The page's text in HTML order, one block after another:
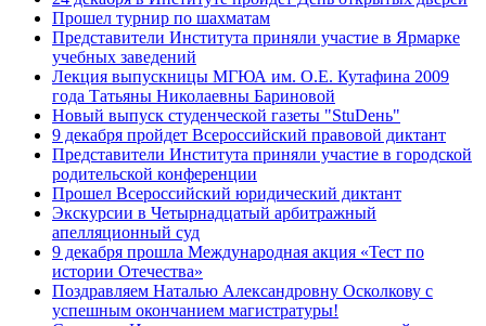
Прошел турнир по шахматам
Представители Института приняли участие в Ярмарке
учебных заведений
Лекция выпускницы МГЮА им. О.Е. Кутафина 2009
года Татьяны Николаевны Бариновой
Новый выпуск студенческой газеты "StuDень"
9 декабря пройдет Всероссийский правовой диктант
Представители Института приняли участие в городской
родительской конференции
Прошел Всероссийский юридический диктант
Экскурсии в Четырнадцатый арбитражный
апелляционный суд
9 декабря прошла Международная акция «Тест по
истории Отечества»
Поздравляем Наталью Александровну Осколкову с
успешным окончанием магистратуры!